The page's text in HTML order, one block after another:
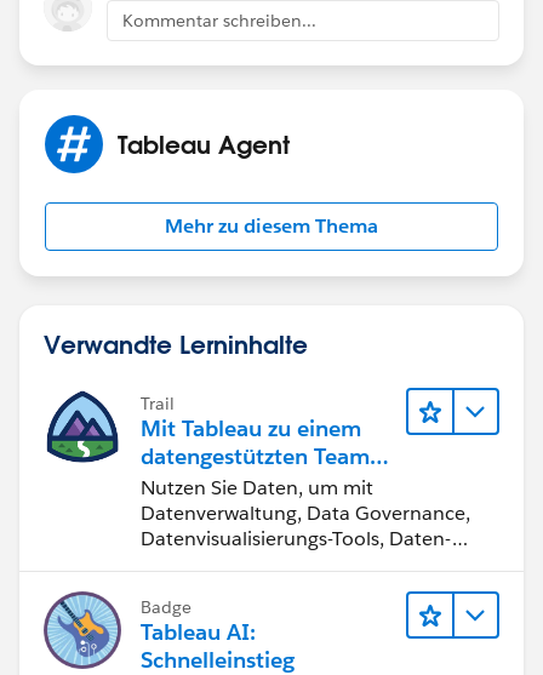
Kommentar schreiben...
Tableau Agent
Mehr zu diesem Thema
Verwandte Lerninhalte
Trail
Mit Tableau zu einem
datengestützten Team
werden
Nutzen Sie Daten, um mit
Datenverwaltung, Data Governance,
Datenvisualisierungs-Tools, Daten-
bessere Geschäftsergebnisse zu
erzielen.
Badge
Tableau AI:
Schnelleinstieg